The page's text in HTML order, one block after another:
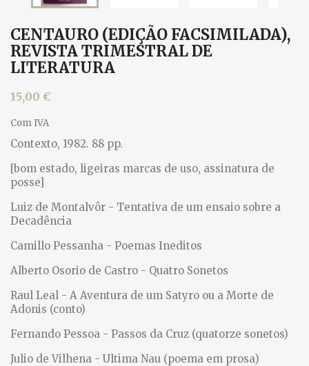
CENTAURO (EDIÇÃO FACSIMILADA),
REVISTA TRIMESTRAL DE
LITERATURA
15,00 €
Com IVA
Contexto, 1982. 88 pp.
[bom estado, ligeiras marcas de uso, assinatura de
posse]
Luiz de Montalvôr - Tentativa de um ensaio sobre a
Decadência
Camillo Pessanha - Poemas Ineditos
Alberto Osorio de Castro - Quatro Sonetos
Raul Leal - A Aventura de um Satyro ou a Morte de
Adonis (conto)
Fernando Pessoa - Passos da Cruz (quatorze sonetos)
Julio de Vilhena - Ultima Nau (poema em prosa)